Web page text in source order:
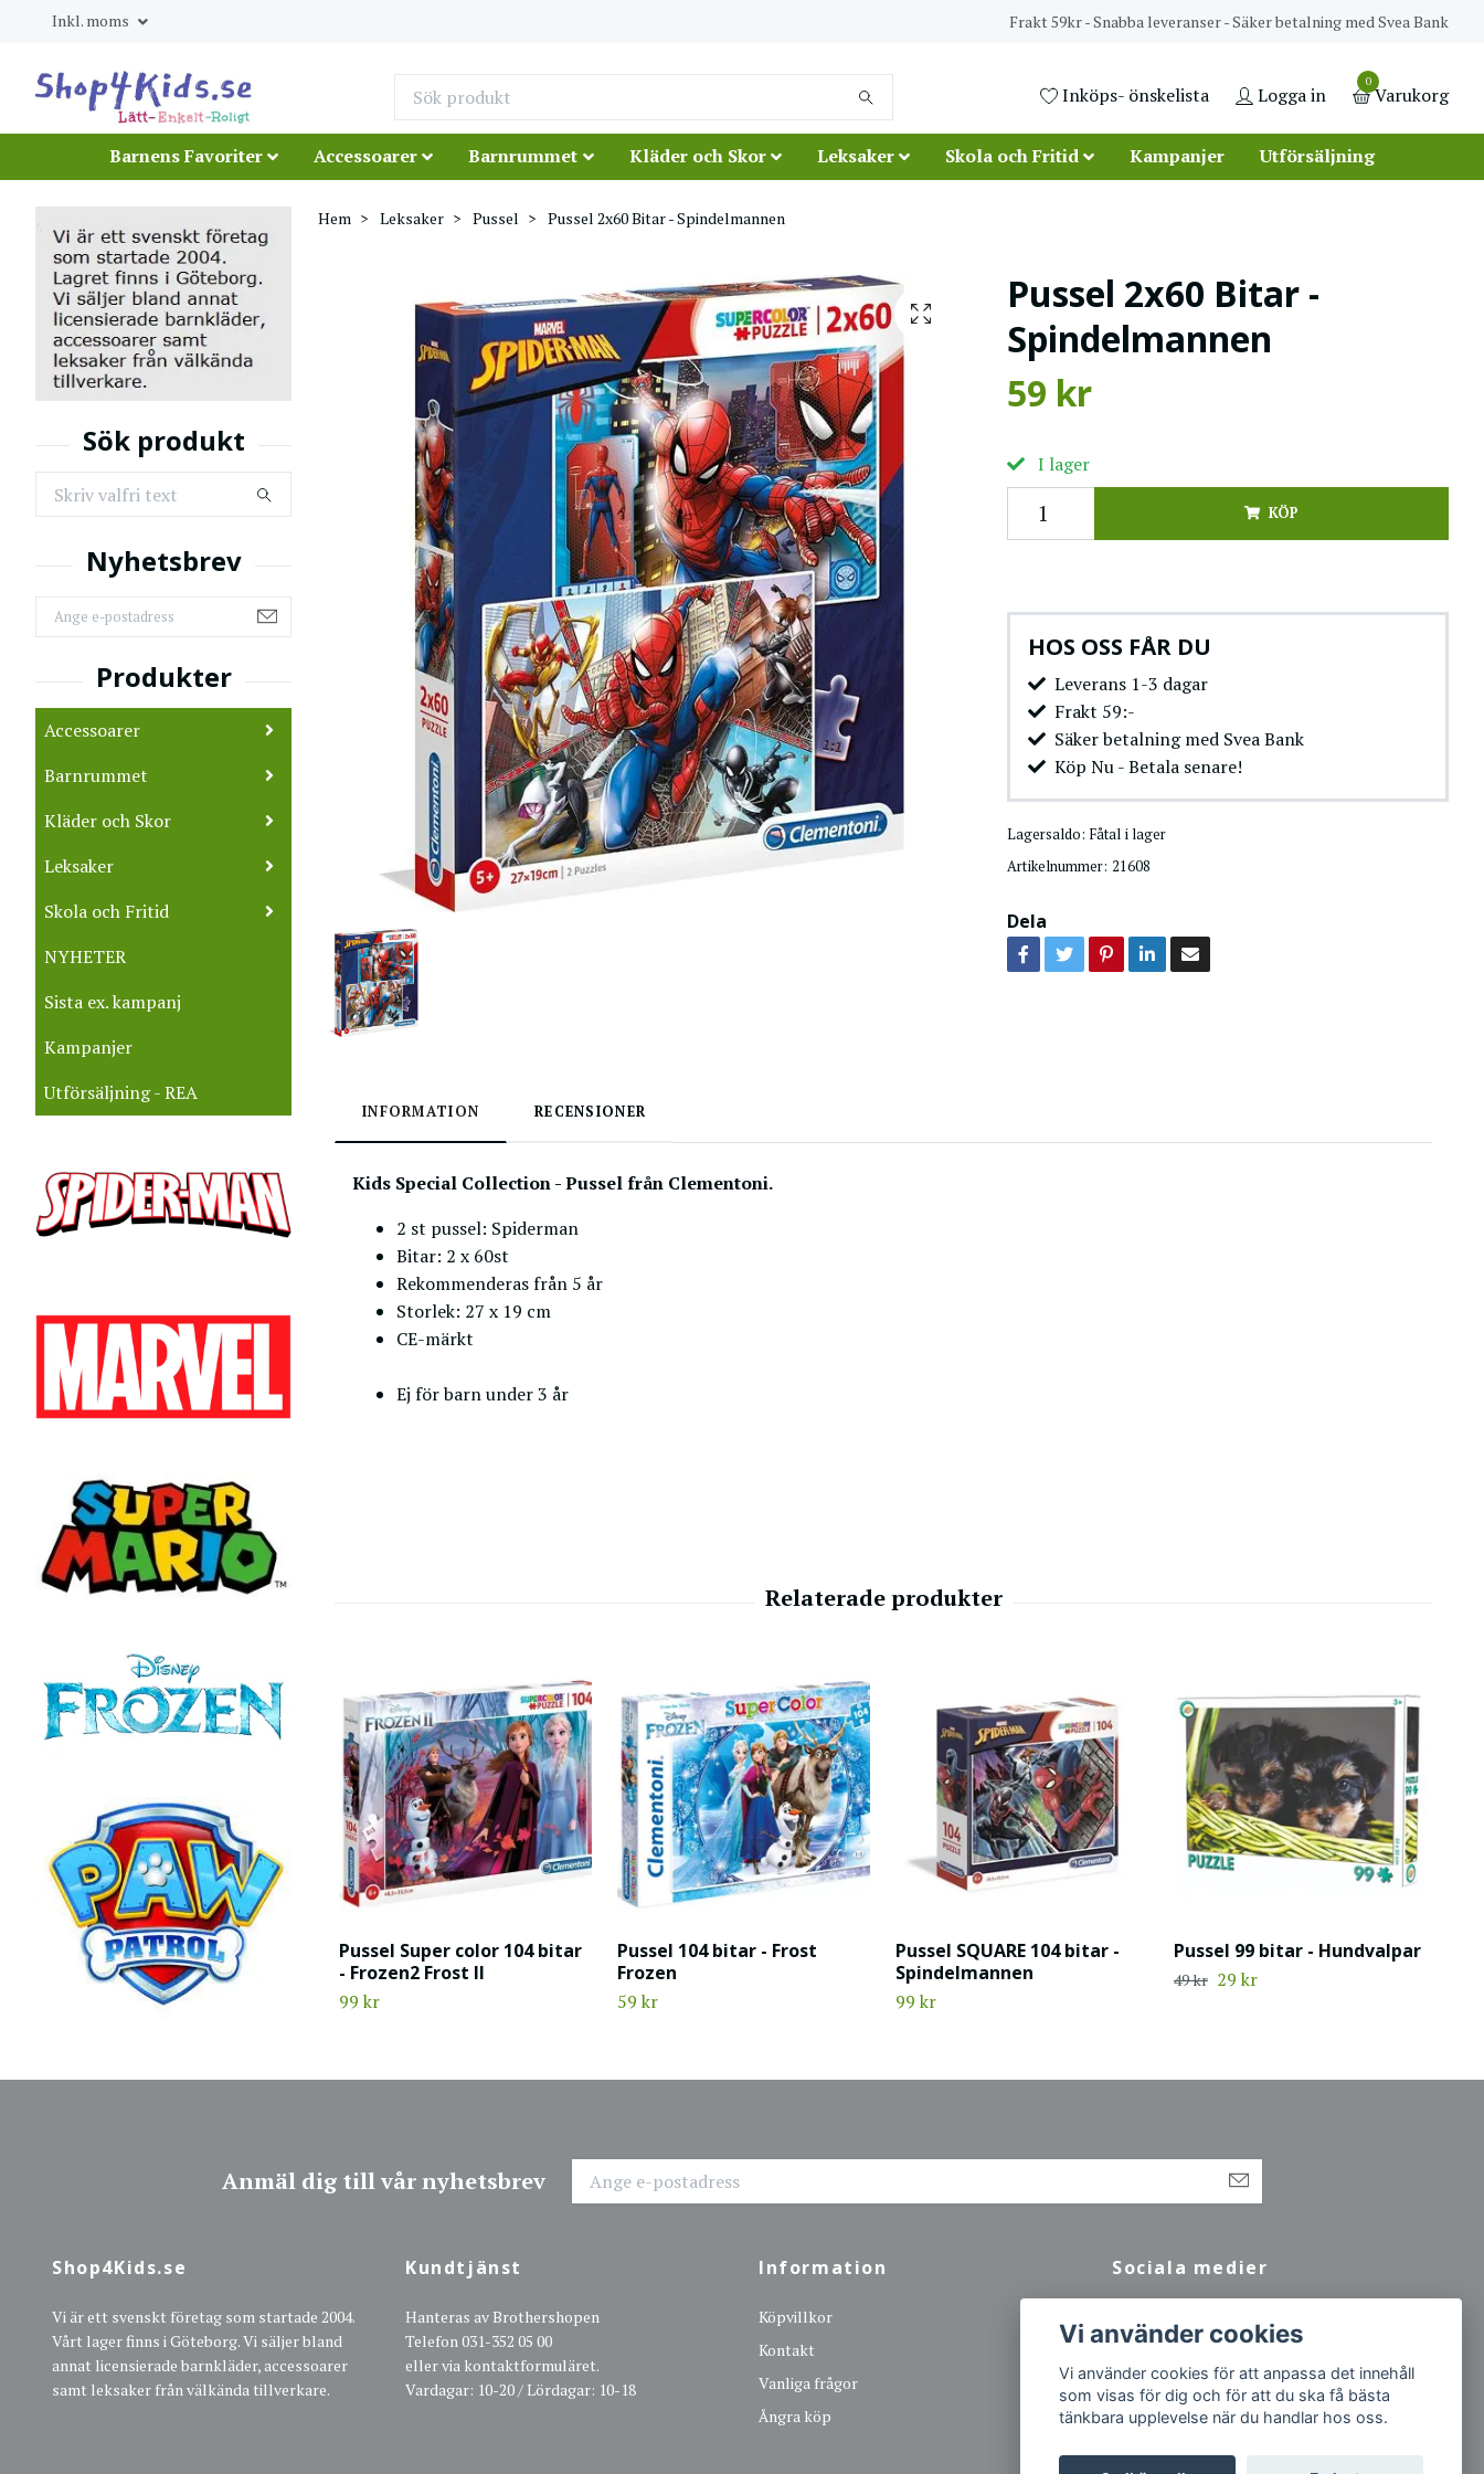
Inkl. moms Frakt 59kr - Snabba leveranser - Säker betalning med Svea Bank
Inköps- önskelista Logga in
0
Varukorg
Barnens Favoriter Accessoarer Barnrummet Kläder och Skor Leksaker Skola och Fritid Kampanjer Utförsäljning
Accessoarer
Barnrummet
Kläder och Skor
Leksaker
Skola och Fritid
NYHETER
Sista ex. kampanj
Kampanjer
Utförsäljning - REA
Hem Leksaker Pussel Pussel 2x60 Bitar - Spindelmannen
Pussel 2x60 Bitar -
Spindelmannen
59 kr
I lager
KÖP
HOS OSS FÅR DU
Leverans 1-3 dagar
Frakt 59:-
Säker betalning med Svea Bank
Köp Nu - Betala senare!
Lagersaldo: Fåtal i lager
Artikelnummer: 21608
Dela
INFORMATION RECENSIONER
Kids Special Collection -Pussel från Clementoni.
2 st pussel: Spiderman
Bitar: 2 x 60st
Rekommenderas från 5 år
Storlek: 27 x 19 cm
CE-märkt
Ej för barn under 3 år
Pussel Super color 104 bitar
- Frozen2 Frost II
99 kr
Pussel 104 bitar - Frost
Frozen
59 kr
Pussel SQUARE 104 bitar -
Spindelmannen
99 kr
Pussel 99 bitar - Hundvalpar
49 kr 29 kr
Anmäl dig till vår nyhetsbrev
Shop4Kids.se
Vi är ett svenskt företag som startade 2004.
Vårt lager finns i Göteborg. Vi säljer bland
annat licensierade barnkläder, accessoarer
samt leksaker från välkända tillverkare.
Kundtjänst
Hanteras av Brothershopen
Telefon 031-352 05 00
eller via kontaktformuläret.
Vardagar: 10-20 / Lördagar: 10-18
Information
Köpvillkor
Kontakt
Vanliga frågor
Ångra köp
Sociala medier
Vi använder cookies
Vi använder cookies för att anpassa det innehåll
som visas för dig och för att du ska få bästa
tänkbara upplevelse när du handlar hos oss.